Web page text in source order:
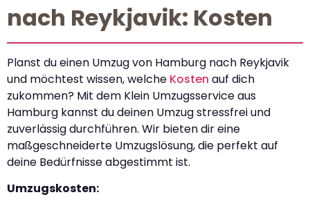
nach Reykjavik: Kosten
Planst du einen Umzug von Hamburg nach Reykjavik
und möchtest wissen, welche Kosten auf dich
zukommen? Mit dem Klein Umzugsservice aus
Hamburg kannst du deinen Umzug stressfrei und
zuverlässig durchführen. Wir bieten dir eine
maßgeschneiderte Umzugslösung, die perfekt auf
deine Bedürfnisse abgestimmt ist.
Umzugskosten: